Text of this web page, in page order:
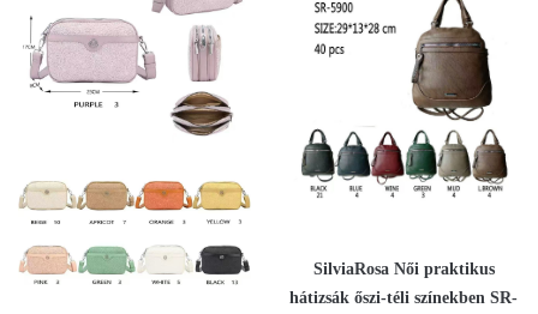
SilviaRosa Női praktikus
hátizsák őszi-téli színekben SR-